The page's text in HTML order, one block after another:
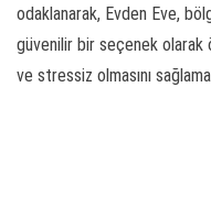
odaklanarak, Evden Eve,
güvenilir bir seçenek olarak
ve stressiz olmasını